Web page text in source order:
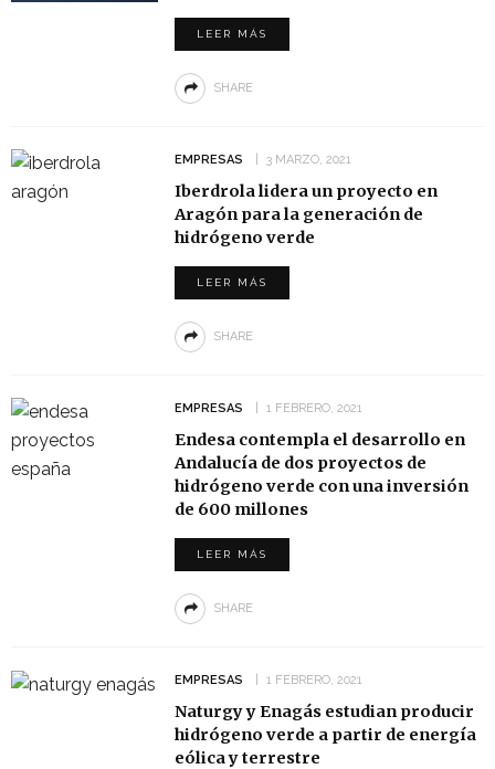
LEER MÁS
SHARE
EMPRESAS 3 MARZO, 2021
Iberdrola lidera un proyecto en
Aragón para la generación de
hidrógeno verde
LEER MÁS
SHARE
EMPRESAS 1 FEBRERO, 2021
Endesa contempla el desarrollo en
Andalucía de dos proyectos de
hidrógeno verde con una inversión
de 600 millones
LEER MÁS
SHARE
EMPRESAS 1 FEBRERO, 2021
Naturgy y Enagás estudian producir
hidrógeno verde a partir de energía
eólica y terrestre